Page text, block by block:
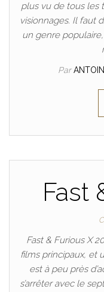
plus vu de tous les
visionnages. Il faut
un genre
Par
Fast
Fast & Furious X
films principaux, et
est à peu près
s’arrêter avec le